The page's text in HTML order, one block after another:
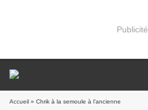
Publicité
Accueil » Chrik à la semoule à l’ancienne